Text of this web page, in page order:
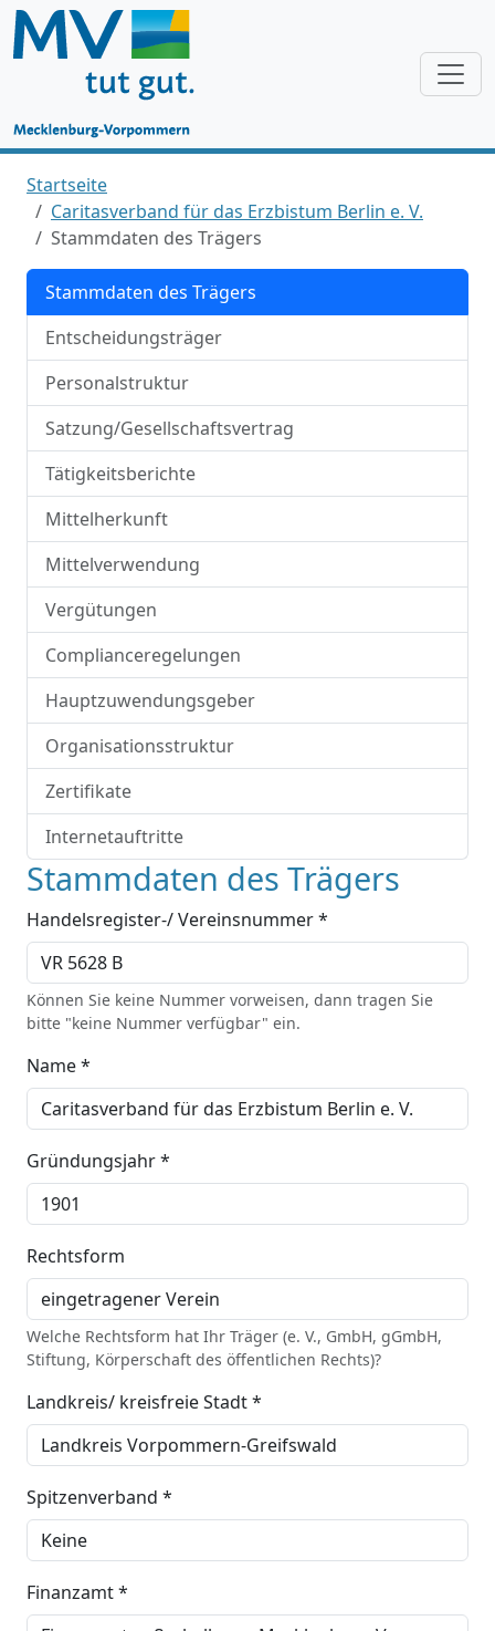
Startseite
Caritasverband für das Erzbistum Berlin e. V.
Stammdaten des Trägers
Stammdaten des Trägers
Entscheidungsträger
Personalstruktur
Satzung/Gesellschaftsvertrag
Tätigkeitsberichte
Mittelherkunft
Mittelverwendung
Vergütungen
Complianceregelungen
Hauptzuwendungsgeber
Organisationsstruktur
Zertifikate
Internetauftritte
Stammdaten des Trägers
Handelsregister-/ Vereinsnummer *
Können Sie keine Nummer vorweisen, dann tragen Sie
bitte "keine Nummer verfügbar" ein.
Name *
Gründungsjahr *
Rechtsform
Welche Rechtsform hat Ihr Träger (e. V., GmbH, gGmbH,
Stiftung, Körperschaft des öffentlichen Rechts)?
Landkreis/ kreisfreie Stadt *
Spitzenverband *
Finanzamt *